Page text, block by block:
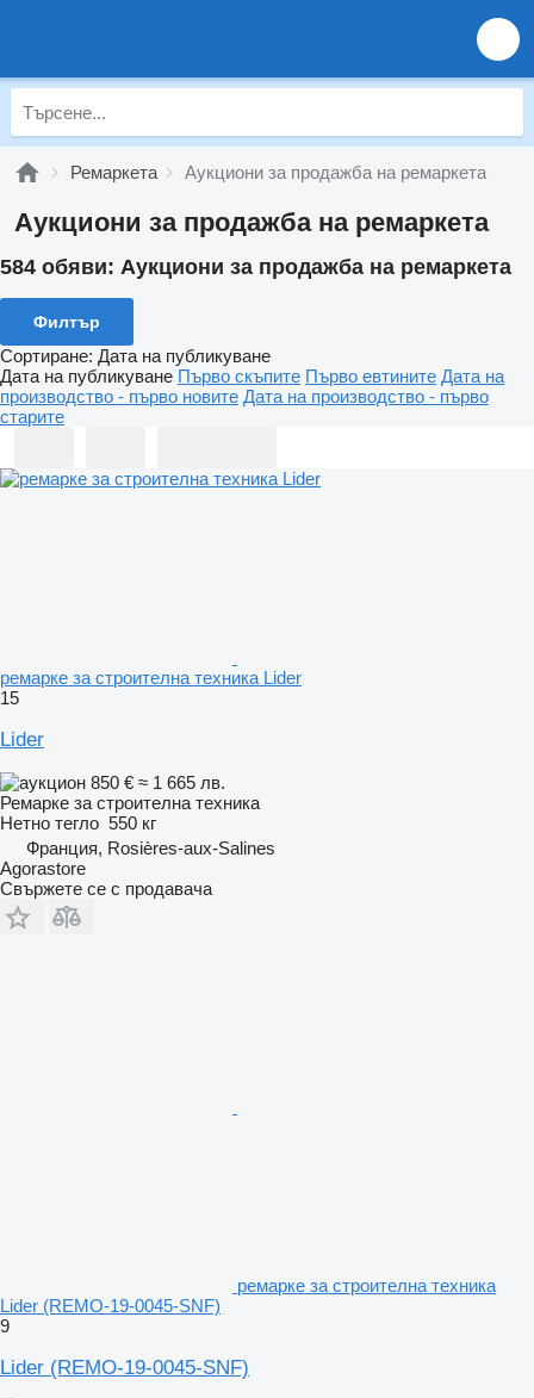
Ремаркета Аукциони за продажба на ремаркета
Аукциони за продажба на ремаркета
584 обяви: Аукциони за продажба на ремаркета
Филтър
Сортиране: Дата на публикуване
Дата на публикуване Първо скъпите Първо евтините Дата на
производство - първо новите Дата на производство - първо
старите
ремарке за строителна техника Lider
15
Lider
850 € ≈ 1 665 лв.
Ремарке за строителна техника
Нетно тегло 550 кг
Франция, Rosières-aux-Salines
Agorastore
Свържете се с продавача
ремарке за строителна техника
Lider (REMO-19-0045-SNF)
9
Lider (REMO-19-0045-SNF)